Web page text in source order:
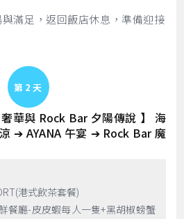
滿足，返回飯店休息，準備迎接
Day 2
奢華與 Rock Bar 夕陽傳說 】 海
➔ AYANA 午宴 ➔ Rock Bar 魔
港式飲茶套餐)
餐廳-皮皮蝦每人一隻+黑胡椒螃蟹